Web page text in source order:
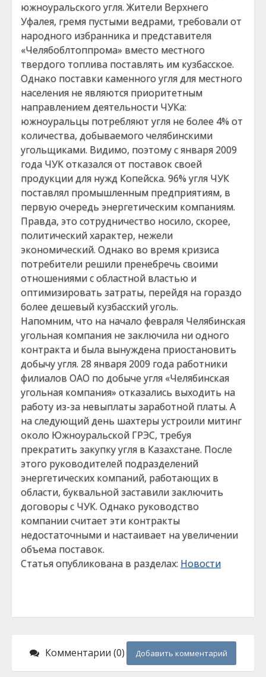
южноуральского угля. Жители Верхнего
Уфалея, гремя пустыми ведрами, требовали от
народного избранника и представителя
«Челябоблтоппрома» вместо местного
твердого топлива поставлять им кузбасское.
Однако поставки каменного угля для местного
населения не являются приоритетным
направлением деятельности ЧУКа:
южноуральцы потребляют угля не более 4% от
количества, добываемого челябинскими
угольщиками. Видимо, поэтому с января 2009
года ЧУК отказался от поставок своей
продукции для нужд Копейска. 96% угля ЧУК
поставлял промышленным предприятиям, в
первую очередь энергетическим компаниям.
Правда, это сотрудничество носило, скорее,
политический характер, нежели
экономический. Однако во время кризиса
потребители решили пренебречь своими
отношениями с областной властью и
оптимизировать затраты, перейдя на гораздо
более дешевый кузбасский уголь.
Напомним, что на начало февраля Челябинская
угольная компания не заключила ни одного
контракта и была вынуждена приостановить
добычу угля. 28 января 2009 года работники
филиалов ОАО по добыче угля «Челябинская
угольная компания» отказались выходить на
работу из-за невыплаты заработной платы. А
на следующий день шахтеры устроили митинг
около Южноуральской ГРЭС, требуя
прекратить закупку угля в Казахстане. После
этого руководителей подразделений
энергетических компаний, работающих в
области, буквальной заставили заключить
договоры с ЧУК. Однако руководство
компании считает эти контракты
недостаточными и настаивает на увеличении
объема поставок.
Статья опубликована в разделах: Новости
Комментарии (0) Добавить комментарий